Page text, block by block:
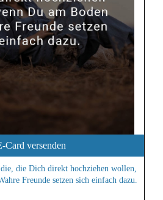
Card versenden
die Dich direkt hochziehen wollen,
Freunde setzen sich einfach dazu.